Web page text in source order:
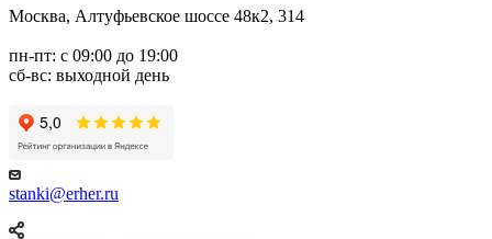
Москва, Алтуфьевское шоссе 48к2, 314
пн-пт: с 09:00 до 19:00
сб-вс: выходной день
stanki@erher.ru